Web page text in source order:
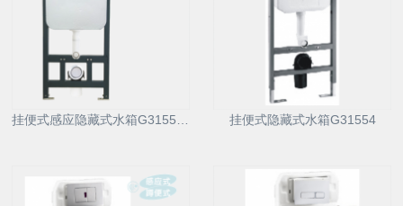
挂便式隐藏式水箱G31554